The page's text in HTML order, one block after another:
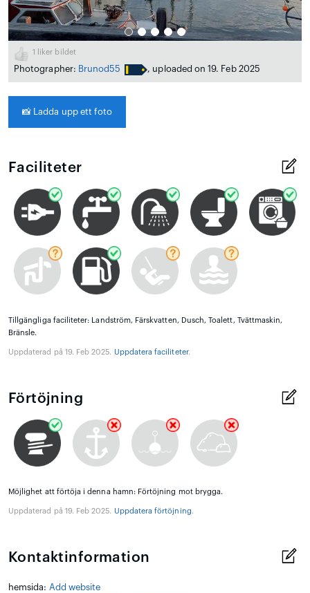
1 liker bildet
Photographer: Brunod55 , uploaded on 19. Feb 2025
📸 Ladda upp ett foto
Faciliteter
Tillgängliga faciliteter: Landström, Färskvatten, Dusch, Toalett, Tvättmaskin,
Bränsle.
Uppdaterad på 19. Feb 2025. Uppdatera faciliteter.
Förtöjning
Möjlighet att förtöja i denna hamn: Förtöjning mot brygga.
Uppdaterad på 19. Feb 2025. Uppdatera förtöjning.
Kontaktinformation
hemsida: Add website